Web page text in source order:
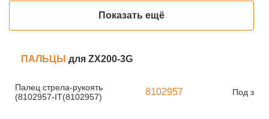
Показать ещё
ПАЛЬЦЫ для ZX200-3G
Палец стрела-рукоять
(8102957-IT(8102957)
8102957 Под